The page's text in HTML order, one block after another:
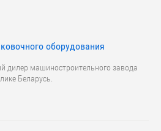
оборудования
дилер машиностроительного завода
Беларусь.